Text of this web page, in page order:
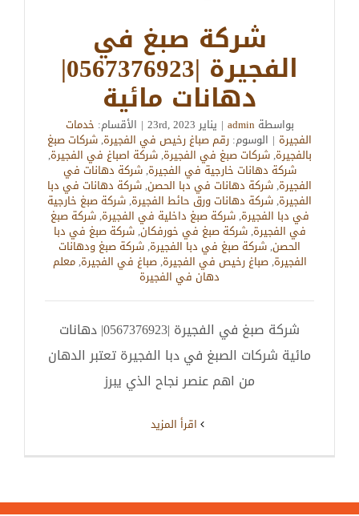
شركة صبغ في
الفجيرة |0567376923|
دهانات مائية
بواسطةadmin
| يناير 23rd, 2023 | الأقسام: خدمات
الفجيرة | الوسوم: رقم صباغ رخيص في الفجيرة,شركات صبغ
بالفجيرة,شركات صبغ في الفجيرة,شركة اصباغ في الفجيرة,
شركة دهانات خارجية في الفجيرة,شركة دهانات في
الفجيرة,شركة دهانات في دبا الحصن,شركة دهانات في دبا
الفجيرة,شركة دهانات ورق حائط الفجيرة,شركة صبغ خارجية
في دبا الفجيرة,شركة صبغ داخلية في الفجيرة,شركة صبغ
في الفجيرة,شركة صبغ في خورفكان,شركة صبغ في دبا
الحصن,شركة صبغ في دبا الفجيرة,شركة صبغ ودهانات
الفجيرة,صباغ رخيص في الفجيرة,صباغ في الفجيرة,معلم
دهان في الفجيرة
شركة صبغ في الفجيرة |0567376923| دهانات
مائية شركات الصبغ في دبا الفجيرة تعتبر الدهان
من اهم عنصر نجاح الذي يبرز